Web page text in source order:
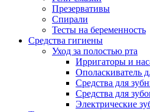
Презервативы
Спирали
Тесты на беременность
Средства гигиены
Уход за полостью рта
Ирригаторы и
Ополаскиватель
Средства для
Средства для
Электрические